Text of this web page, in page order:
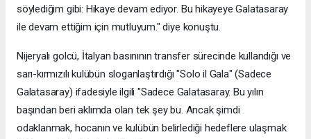
söylediğim gibi: Hikaye devam ediyor. Bu hikayeye Galatasaray
ile devam ettiğim için mutluyum." diye konuştu.
Nijeryalı golcü, İtalyan basınının transfer sürecinde kullandığı ve
sarı-kırmızılı kulübün sloganlaştırdığı "Solo il Gala" (Sadece
Galatasaray) ifadesiyle ilgili "Sadece Galatasaray. Bu yılın
başından beri aklımda olan tek şey bu. Ancak şimdi
odaklanmak, hocanın ve kulübün belirlediği hedeflere ulaşmak